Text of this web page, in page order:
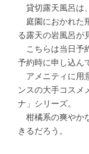
貸切露天風呂は
庭園におかれた
る露天の岩風呂が
こちらは当日予
予約時に申し込ん
アメニティに用
ンスの大手コスメ
ナ」シリーズ。
柑橘系の爽やか
きるだろう。